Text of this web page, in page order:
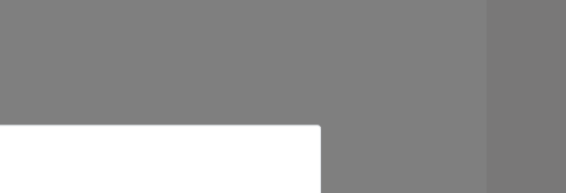
Bodenverdichtung
in der Umwelterziehung